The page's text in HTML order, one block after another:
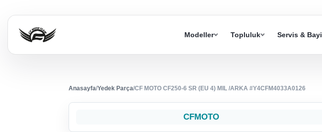
Modeller Topluluk Servis & Bayi
Anasayfa/Yedek Parça/CF MOTO CF250-6 SR (EU 4) MIL /ARKA #Y4CFM4033A0126
CFMOTO